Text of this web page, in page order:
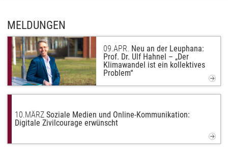
MELDUNGEN
09.APR. Neu an der Leuphana:
Prof. Dr. Ulf Hahnel – „Der
Klimawandel ist ein kollektives
Problem“
10.MÄRZ Soziale Medien und Online-Kommunikation:
Digitale Zivilcourage erwünscht